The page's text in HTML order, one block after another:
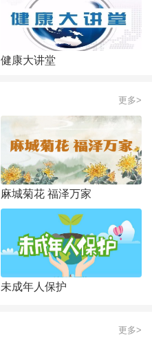
健康大讲堂
更多>
麻城菊花 福泽万家
未成年人保护
更多>